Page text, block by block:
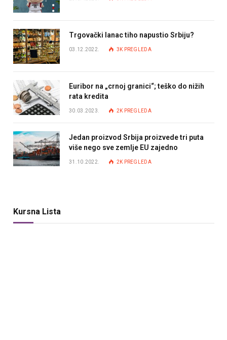
Trgovački lanac tiho napustio Srbiju?
03.12.2022. 3K PREGLEDA
Euribor na „crnoj granici“; teško do nižih
rata kredita
30.03.2023. 2K PREGLEDA
Jedan proizvod Srbija proizvede tri puta
više nego sve zemlje EU zajedno
31.10.2022. 2K PREGLEDA
Kursna Lista